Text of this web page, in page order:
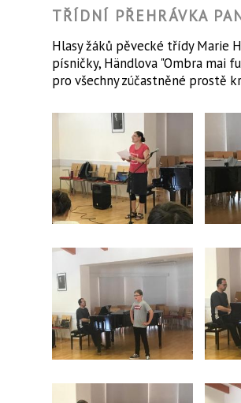
TŘÍDNÍ PŘEHRÁVKA
Hlasy žáků pěvecké třídy Marie
písničky, Händlova "Ombra mai
pro všechny zúčastněné prostě